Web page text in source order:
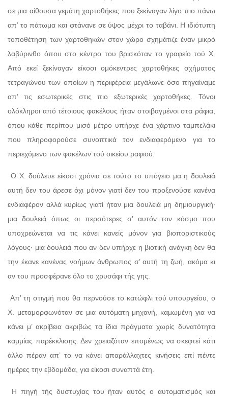
σε μια αίθουσα γεμάτη χαρτοθήκες που ξεκίναγαν λίγο πιο πάνω
απ’ το πάτωμα και φτάνανε σε ύψος μέχρι το ταβάνι. Η ιδιότυπη
τοποθέτηση των χαρτοθηκών στον χώρο σχημάτιζε έναν μικρό
λαβύρινθο όπου στο κέντρο του βρισκόταν το γραφείο τού Χ.
Από εκεί ξεκίναγαν είκοσι ομόκεντρες χαρτοθήκες σχήματος
τετραγώνου των οποίων η περιφέρεια μεγάλωνε όσο πηγαίναμε
απ’ τις εσωτερικές στις πιο εξωτερικές χαρτοθήκες. Τόνοι
ολόκληροι από τέτοιους φακέλους ήταν στοιβαγμένοι στα ράφια,
όπου κάθε περίπου μισό μέτρο υπήρχε ένα χάρτινο ταμπελάκι
που πληροφορούσε συνοπτικά τον ενδιαφερόμενο για το
περιεχόμενο των φακέλων τού οικείου ραφιού.
Ο Χ. δούλευε είκοσι χρόνια σε τούτο το υπόγειο μα η δουλειά
αυτή δεν του άρεσε όχι μόνον γιατί δεν του προξενούσε κανένα
ενδιαφέρον αλλά κυρίως γιατί ήταν μια δουλειά μη δημιουργική·
μια δουλειά όπως οι περσότερες σ’ αυτόν τον κόσμο που
υποχρεώνεται να τις κάνει κανείς μόνον για βιοποριστικούς
λόγους· μια δουλειά που αν δεν υπήρχε η βιοτική ανάγκη δεν θα
την έκανε κανένας νοήμων άνθρωπος σ’ αυτή τη ζωή, ακόμα κι
αν του προσφέρανε όλο το χρυσάφι τής γης.
Απ’ τη στιγμή που θα περνούσε το κατώφλι τού υπουργείου, ο
Χ. μεταμορφωνόταν σε μια αυτόματη μηχανή, καμωμένη για να
κάνει μ’ ακρίβεια ακριβώς τα ίδια πράγματα χωρίς δυνατότητα
καμμίας παρέκκλισης. Δεν χρειαζόταν επομένως να σκεφτεί κάτι
άλλο πέραν απ’ το να κάνει απαράλλαχτες κινήσεις επί πέντε
ημέρες την εβδομάδα, για είκοσι συναπτά έτη.
Η πηγή τής δυστυχίας του ήταν αυτός ο αυτοματισμός και